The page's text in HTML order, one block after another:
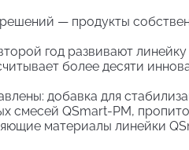
— продукты
год развивают
более десяти
добавка для
смесей QSmart-PM,
материалы линейки